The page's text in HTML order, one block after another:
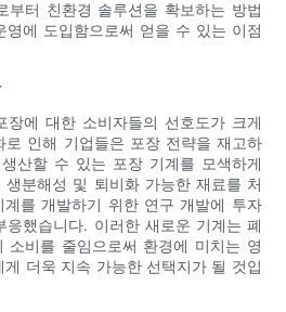
부터 친환경 솔루션을 확보하는 방법
영에 도입함으로써 얻을 수 있는 이점
에 대한 소비자들의 선호도가 크게
로 인해 기업들은 포장 전략을 재고하
산할 수 있는 포장 기계를 모색하게
생분해성 및 퇴비화 가능한 재료를 처
를 개발하기 위한 연구 개발에 투자
응했습니다. 이러한 새로운 기계는 폐
소비를 줄임으로써 환경에 미치는 영
더욱 지속 가능한 선택지가 될 것입